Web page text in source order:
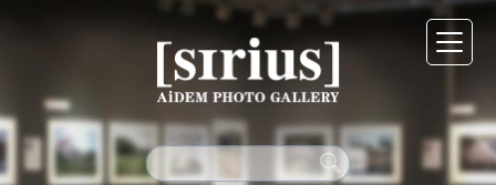
シリウスについて
展示スケジュール